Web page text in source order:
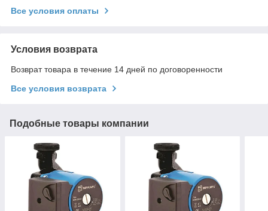
Все условия оплаты
Условия возврата
Возврат товара в течение 14 дней по договоренности
Все условия возврата
Подобные товары компании